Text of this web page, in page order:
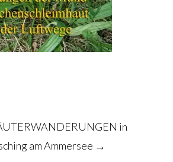
in
am Ammersee →